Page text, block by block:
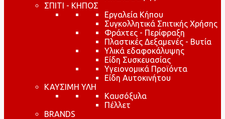
ΣΠΙΤΙ - ΚΗΠΟΣ
Εργαλεία Κήπου
Συγκολλητικά Σπιτικής Χρήσης
Φράχτες - Περίφραξη
Πλαστικές Δεξαμενές - Βυτία
Υλικά εδαφοκάλυψης
Είδη Συσκευασίας
Υγειονομικά Προϊόντα
Είδη Αυτοκινήτου
ΚΑΥΣΙΜΗ ΥΛΗ
Καυσόξυλα
Πέλλετ
BRANDS